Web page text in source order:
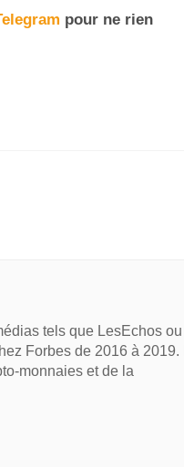
pour ne rien
tels que LesEchos ou
Forbes de 2016 à 2019. Il
monnaies et de la